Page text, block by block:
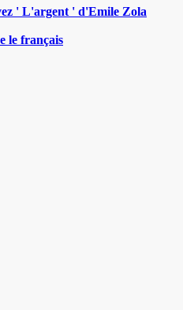
' L'argent ' d'Emile Zola
le français